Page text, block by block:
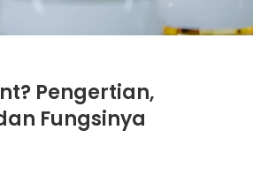
Pengertian,
Fungsinya